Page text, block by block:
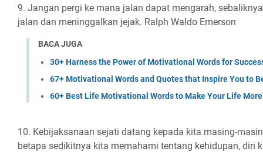
9. Jangan pergi ke mana jalan dapat mengarah,
jalan dan meninggalkan jejak. Ralph Waldo Emerson
BACA JUGA
30+ Harness the Power of Motivational Words for
67+ Motivational Words and Quotes that Inspire You to
60+ Best Life Motivational Words to Make Your Life
10. Kebijaksanaan sejati datang kepada kita masing-
betapa sedikitnya kita memahami tentang kehidupan, diri